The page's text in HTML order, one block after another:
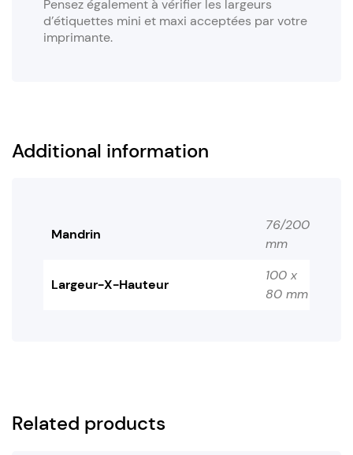
Pensez également à vérifier les largeurs
d’étiquettes mini et maxi acceptées par votre
imprimante.
Additional information
Mandrin
76/200
mm
Largeur-X-Hauteur
100 x
80 mm
Related products